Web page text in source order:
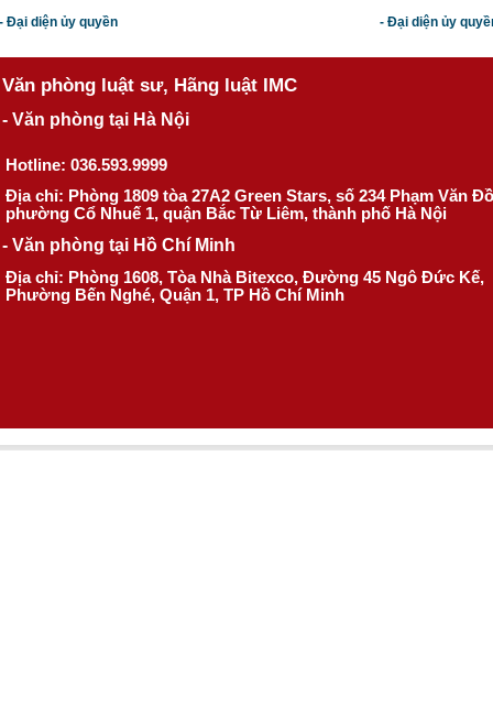
Đại diện ủy quyền
- Đại diện ủy
Văn phòng luật sư, Hãng luật IMC
- Văn phòng tại Hà Nội
Hotline: 036.593.9999
Địa chỉ: Phòng 1809 tòa 27A2 Green Stars, số 234 Phạm Văn
phường Cổ Nhuế 1, quận Bắc Từ Liêm, thành phố Hà Nội
- Văn phòng tại Hồ Chí Minh
Địa chỉ: Phòng 1608, Tòa Nhà Bitexco, Đường 45 Ngô Đức Kế,
Phường Bến Nghé, Quận 1, TP Hồ Chí Minh